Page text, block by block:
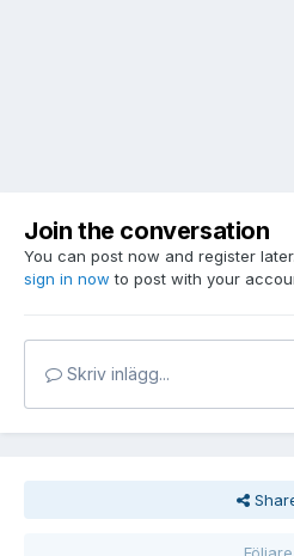
Join the conversation
You can post now and register
sign in now to post with your
Skriv inlägg...